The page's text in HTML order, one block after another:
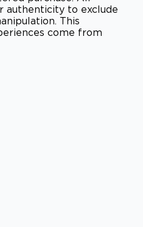
authenticity to exclude
This
come from